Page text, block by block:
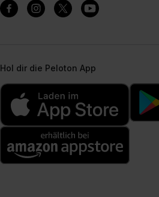
Hol dir die Peloton App